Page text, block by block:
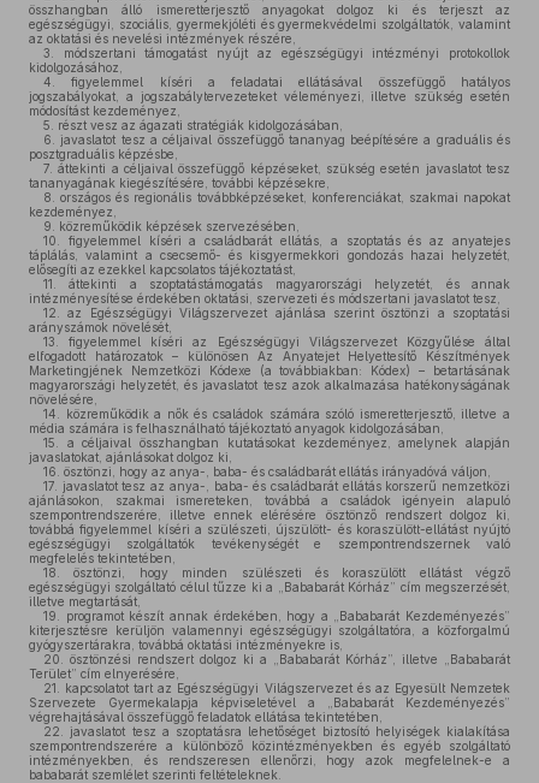
összhangban álló ismeretterjesztő anyagokat dolgoz ki és terjeszt az
egészségügyi, szociális, gyermekjóléti és gyermekvédelmi szolgáltatók, valamint
az oktatási és nevelési intézmények részére,
3.
módszertani támogatást nyújt az egészségügyi intézményi protokollok
kidolgozásához,
4.
figyelemmel kíséri a feladatai ellátásával összefüggő hatályos
jogszabályokat, a jogszabálytervezeteket véleményezi, illetve szükség esetén
módosítást kezdeményez,
5.
részt vesz az ágazati stratégiák kidolgozásában,
6.
javaslatot tesz a céljaival összefüggő tananyag beépítésére a graduális és
posztgraduális képzésbe,
7. áttekinti a céljaival összefüggő képzéseket, szükség esetén javaslatot tesz
tananyagának kiegészítésére, további képzésekre,
8.
országos és regionális továbbképzéseket, konferenciákat, szakmai napokat
kezdeményez,
9.
közreműködik képzések szervezésében,
10.
figyelemmel kíséri a családbarát ellátás, a szoptatás és az anyatejes
táplálás, valamint a csecsemő- és kisgyermekkori gondozás hazai helyzetét,
elősegíti az ezekkel kapcsolatos tájékoztatást,
11.
áttekinti a szoptatástámogatás magyarországi helyzetét, és annak
intézményesítése érdekében oktatási, szervezeti és módszertani javaslatot tesz,
12.
az Egészségügyi Világszervezet ajánlása szerint ösztönzi a szoptatási
arányszámok növelését,
13.
figyelemmel kíséri az Egészségügyi Világszervezet Közgyűlése által
elfogadott határozatok – különösen Az Anyatejet Helyettesítő Készítmények
Marketingjének Nemzetközi Kódexe (a továbbiakban: Kódex) – betartásának
magyarországi helyzetét, és javaslatot tesz azok alkalmazása hatékonyságának
növelésére,
14.
közreműködik a nők és családok számára szóló ismeretterjesztő, illetve a
média számára is felhasználható tájékoztató anyagok kidolgozásában,
15.
a céljaival összhangban kutatásokat kezdeményez, amelynek alapján
javaslatokat, ajánlásokat dolgoz ki,
16. ösztönzi, hogy az anya-, baba- és családbarát ellátás irányadóvá váljon,
17.
javaslatot tesz az anya-, baba- és családbarát ellátás korszerű nemzetközi
ajánlásokon, szakmai ismereteken, továbbá a családok igényein alapuló
szempontrendszerére, illetve ennek elérésére ösztönző rendszert dolgoz ki,
továbbá figyelemmel kíséri a szülészeti, újszülött- és koraszülött-ellátást nyújtó
egészségügyi szolgáltatók tevékenységét e szempontrendszernek való
megfelelés tekintetében,
18.
ösztönzi, hogy minden szülészeti és koraszülött ellátást végző
egészségügyi szolgáltató célul tűzze ki a „Bababarát Kórház” cím megszerzését,
illetve megtartását,
19.
programot készít annak érdekében, hogy a „Bababarát Kezdeményezés”
kiterjesztésre kerüljön valamennyi egészségügyi szolgáltatóra, a közforgalmú
gyógyszertárakra, továbbá oktatási intézményekre is,
20.
ösztönzési rendszert dolgoz ki a „Bababarát Kórház”, illetve „Bababarát
Terület” cím elnyerésére,
21.
kapcsolatot tart az Egészségügyi Világszervezet és az Egyesült Nemzetek
Szervezete Gyermekalapja képviseletével a „Bababarát Kezdeményezés”
végrehajtásával összefüggő feladatok ellátása tekintetében,
22.
javaslatot tesz a szoptatásra lehetőséget biztosító helyiségek kialakítása
szempontrendszerére a különböző közintézményekben és egyéb szolgáltató
intézményekben, és rendszeresen ellenőrzi, hogy azok megfelelnek-e a
bababarát szemlélet szerinti feltételeknek.